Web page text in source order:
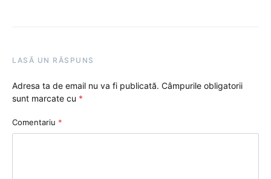
LASĂ UN RĂSPUNS
Adresa ta de email nu va fi publicată. Câmpurile obligatorii
sunt marcate cu *
Comentariu *